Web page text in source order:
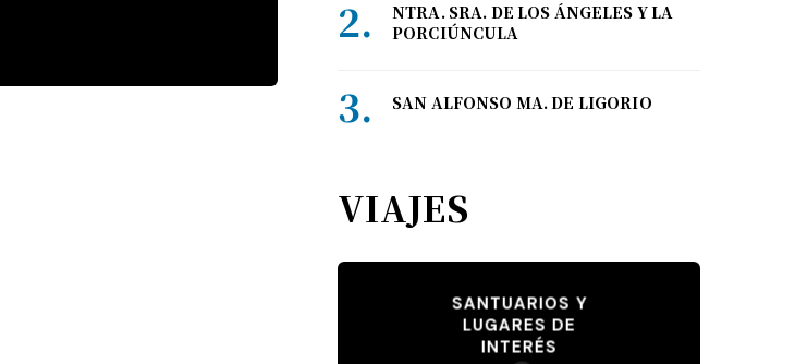
NTRA. SRA. DE LOS ÁNGELES Y LA
PORCIÚNCULA
SAN ALFONSO MA. DE LIGORIO
VIAJES
SANTUARIOS Y
LUGARES DE
INTERÉS